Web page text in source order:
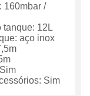
160mbar /
tanque: 12L
aço inox
Sim